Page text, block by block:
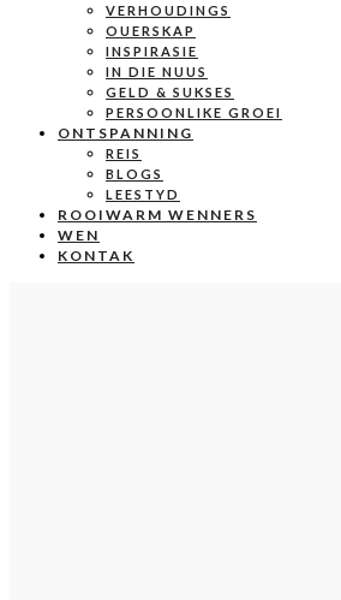
VERHOUDINGS
OUERSKAP
INSPIRASIE
IN DIE NUUS
GELD & SUKSES
PERSOONLIKE GROEI
ONTSPANNING
REIS
BLOGS
LEESTYD
ROOIWARM WENNERS
WEN
KONTAK